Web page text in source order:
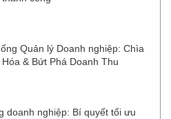
Quản lý Doanh nghiệp: Chìa
& Bứt Phá Doanh Thu
doanh nghiệp: Bí quyết tối ưu